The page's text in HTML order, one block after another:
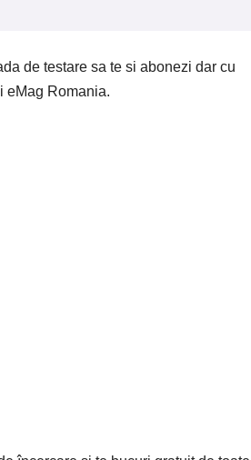
de testare sa te si abonezi dar cu
eMag Romania.